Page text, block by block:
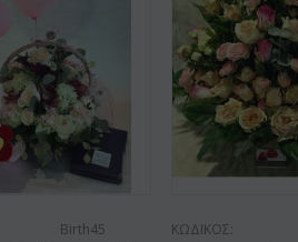
Birth45 ΚΩΔΙΚΟΣ: